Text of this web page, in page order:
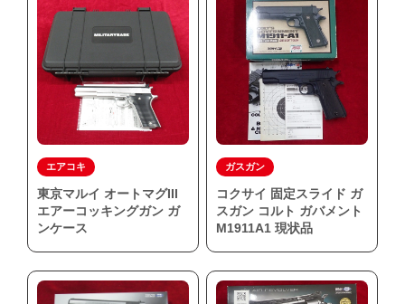
エアコキ
東京マルイ オートマグIII
エアーコッキングガン ガ
ンケース
ガスガン
コクサイ 固定スライド ガ
スガン コルト ガバメント
M1911A1 現状品